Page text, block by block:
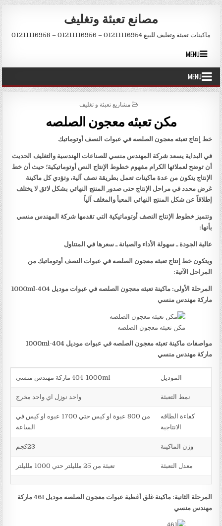
Skip to content
مصانع تعبئة وتغليف
ماكينات تعبئة وتغليف للبيع 01211116954 – 01211116956 – 01211116958
MENU
MENU
POSTED IN
مشاريع تعبئة و تغليف
مكن تعبئه معجون الصلصه
خط إنتاج تعبئه معجون الصلصه في عبوات النصف أوتوماتيك
في البداية يسعد شركة المهندس منسي للصناعات الهندسية والتغليف الحديث
أن توضح لعملائها الكرام مفهوم خطوط الإنتاج النص أوتوماتيكية؛ حيث أن خط
الإنتاج يتكون من عدة ماكينات تعمل بطريقة نصف آلية، وتؤدي كل ماكينة
غرض محدد في مراحل الإنتاج حتى صدور المنتج النهائي بشكل لائق لا يختلف
إطلاقاً عن شكل المنتج النهائي المعبأ والمغلف آلياً
وتتميز خطوط الإنتاج النصف أوتوماتيكية التي تقدمها شركة المهندس منسي
بأنها:
عالية الجودة ـ سهولة الأداء والصيانة ـ سعرها في المتناول
ويتكون خط إنتاج تعبئه معجون الصلصه في عبوات النصف أوتوماتيك من
المراحل الآتية:
المرحلة الأولى: ماكينة تعبئه معجون الصلصه في عبوات موديل 404-1000ml
ماركة مهندس منسي
مكن تعبئه معجون الصلصه
مواصفات ماكينة تعبئه معجون الصلصه في عبوات موديل 404-1000ml
ماركة مهندس منسي
الموديل 404-1000ml ماركة مهندس منسي
نمط التعبئة واحد نوزل اي واحد مخرج
كفاءة الطاقه
الانتاجية
من 800 عبوة او كيس حتي 1700 عبوه او كيس في
الساعة
وزن الماكينة
معدل التعبئة تعبئة من 25 ملليلتر حتي 1000 ملليلتر
المرحلة الثانية: ماكينة غلق أغطية عبوات معجون الصلصه موديل 461 ماركة
مهندس منسي